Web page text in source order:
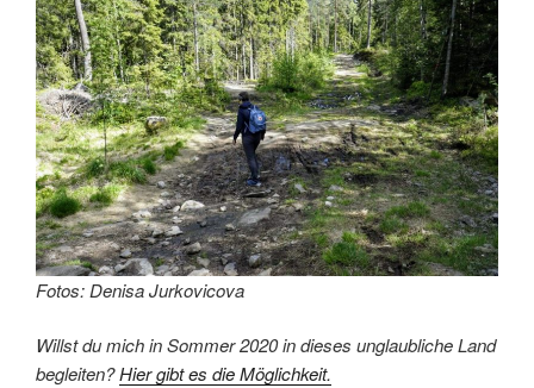
Fotos: Denisa Jurkovicova
Willst du mich in Sommer 2020 in dieses unglaubliche Land
begleiten?Hier gibt es die Möglichkeit.